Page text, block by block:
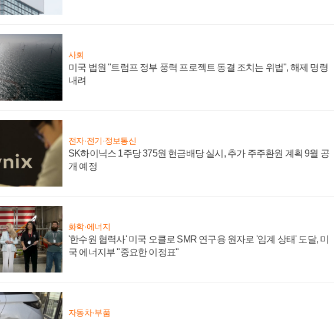
사회
미국 법원 "트럼프 정부 풍력 프로젝트 동결 조치는 위법", 해제 명령
내려
전자·전기·정보통신
SK하이닉스 1주당 375원 현금배당 실시, 추가 주주환원 계획 9월 공
개 예정
화학·에너지
'한수원 협력사' 미국 오클로 SMR 연구용 원자로 '임계 상태' 도달, 미
국 에너지부 "중요한 이정표"
자동차·부품